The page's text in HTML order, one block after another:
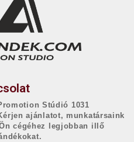
Stúdió 1031
ajánlatot, munkatársaink
cégéhez legjobban illő